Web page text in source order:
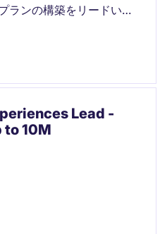
ランの構築をリードいた
連携して事業全体のパフ
。
Lead -
to 10M